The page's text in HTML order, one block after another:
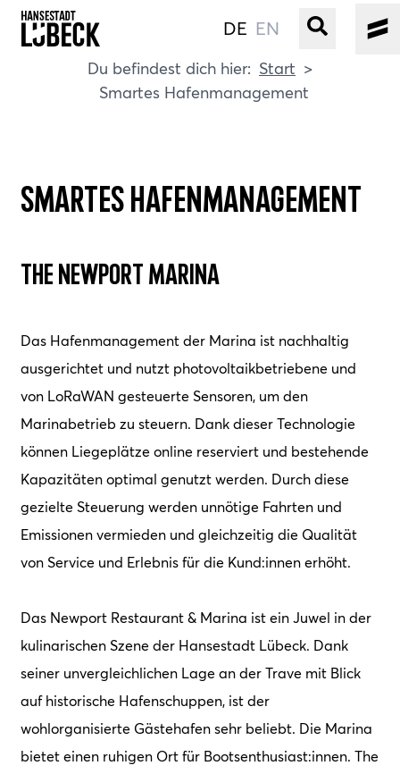
DE EN
VERANSTALTUNGEN
WASSER
SERVICE
Gebärdensprache
Leichte Sprache
Podcast
Shop
Blog
Verantwortung
Start
Smartes Hafenmanagement
Smartes Hafenmanagement
The Newport Marina
Das Hafenmanagement der Marina ist nachhaltig
ausgerichtet und nutzt photovoltaikbetriebene und
von LoRaWAN gesteuerte Sensoren, um den
Marinabetrieb zu steuern. Dank dieser Technologie
können Liegeplätze online reserviert und bestehende
Kapazitäten optimal genutzt werden. Durch diese
gezielte Steuerung werden unnötige Fahrten und
Emissionen vermieden und gleichzeitig die Qualität
von Service und Erlebnis für die Kund:innen erhöht.
Das Newport Restaurant & Marina ist ein Juwel in der
kulinarischen Szene der Hansestadt Lübeck. Dank
seiner unvergleichlichen Lage an der Trave mit Blick
auf historische Hafenschuppen, ist der
wohlorganisierte Gästehafen sehr beliebt. Die Marina
bietet einen ruhigen Ort für Bootsenthusiast:innen. The